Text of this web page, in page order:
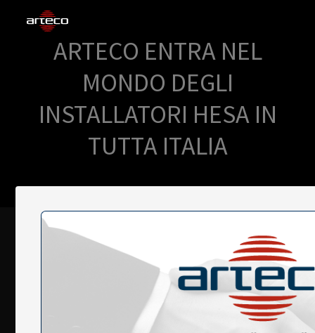
SOLUZIONI
TRAINING
ARTECO ENTRA NEL
MONDO DEGLI
INSTALLATORI HESA IN
TUTTA ITALIA